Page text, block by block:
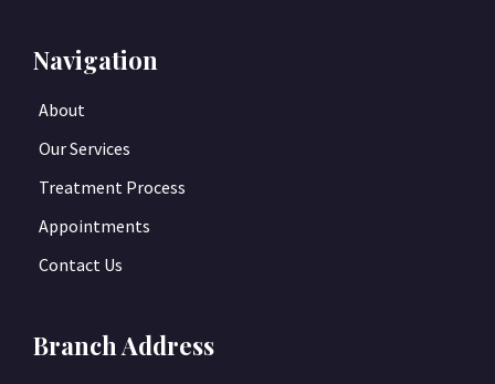
Navigation
About
Our Services
Treatment Process
Appointments
Contact Us
Branch Address